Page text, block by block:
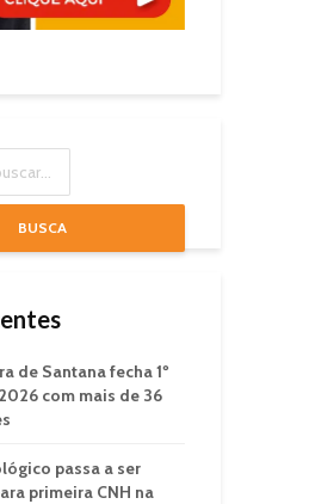
BUSCA
de Santana fecha 1º
com mais de 36
passa a ser
primeira CNH na